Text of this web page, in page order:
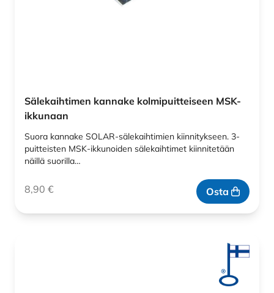
Sälekaihtimen kannake kolmipuitteiseen MSK-
ikkunaan
Suora kannake SOLAR-sälekaihtimien kiinnitykseen. 3-
puitteisten MSK-ikkunoiden sälekaihtimet kiinnitetään
näillä suorilla…
8,90 € Osta